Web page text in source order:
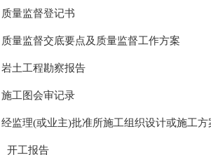
质量监督登记书
量监督交底要点及质量监督工作方案
岩土工程勘察报告
工图会审记录
监理(或业主)批准所施工组织设计或施工方
开工报告